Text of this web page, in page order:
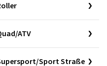
ATV
Sport Straße